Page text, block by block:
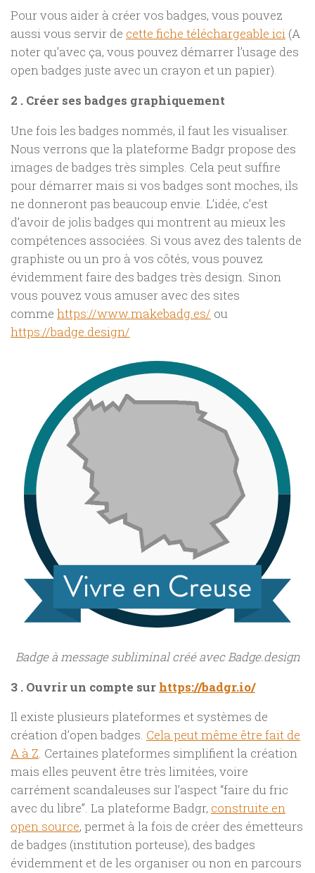
Pour vous aider à créer vos badges, vous pouvez
aussi vous servir de cette fiche téléchargeable ici (A
noter qu’avec ça, vous pouvez démarrer l’usage des
open badges juste avec un crayon et un papier).
2 . Créer ses badges graphiquement
Une fois les badges nommés, il faut les visualiser.
Nous verrons que la plateforme Badgr propose des
images de badges très simples. Cela peut suffire
pour démarrer mais si vos badges sont moches, ils
ne donneront pas beaucoup envie. L’idée, c’est
d’avoir de jolis badges qui montrent au mieux les
compétences associées. Si vous avez des talents de
graphiste ou un pro à vos côtés, vous pouvez
évidemment faire des badges très design. Sinon
vous pouvez vous amuser avec des sites
comme https://www.makebadg.es/ ou
https://badge.design/
Badge à message subliminal créé avec Badge.design
3 . Ouvrir un compte sur https://badgr.io/
Il existe plusieurs plateformes et systèmes de
création d’open badges. Cela peut même être fait de
A à Z. Certaines plateformes simplifient la création
mais elles peuvent être très limitées, voire
carrément scandaleuses sur l’aspect “faire du fric
avec du libre”. La plateforme Badgr, construite en
open source, permet à la fois de créer des émetteurs
de badges (institution porteuse), des badges
évidemment et de les organiser ou non en parcours